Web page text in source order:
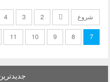
شروع 2
3
4
7
8
9
10
11